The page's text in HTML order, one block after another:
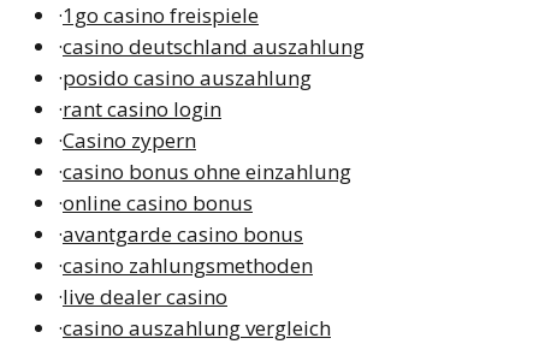
·1go casino freispiele
·casino deutschland auszahlung
·posido casino auszahlung
·rant casino login
·Casino zypern
·casino bonus ohne einzahlung
·online casino bonus
·avantgarde casino bonus
·casino zahlungsmethoden
·live dealer casino
·casino auszahlung vergleich